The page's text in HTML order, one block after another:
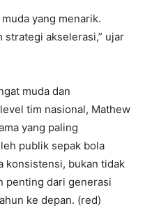
yang menarik.
strategi akselerasi,” ujar
muda dan
tim nasional, Mathew
yang paling
publik sepak bola
konsistensi, bukan tidak
penting dari generasi
ke depan. (red)